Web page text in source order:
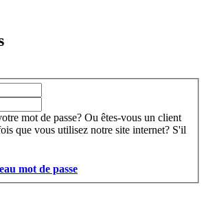
mot de passe? Ou êtes-vous un client
que vous utilisez notre site internet? S'il
mot de passe